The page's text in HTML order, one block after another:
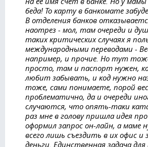
беда! То карту в банкомате
В отделения банков
наотрез - мол, там очереди и
таких критических случаях я
международными переводами -
например, и прочие. Но тут
просто, там и паспорт нужен,
любит забывать, и код нужно
тоже, сами понимаете, порой
проблематично, да и очереди
случаются, что опять-таки
раз мне в голову пришла идея
оформил запрос он-лайн, а маме
всего лишь съездить в их офис и
деньги. Единственная задача